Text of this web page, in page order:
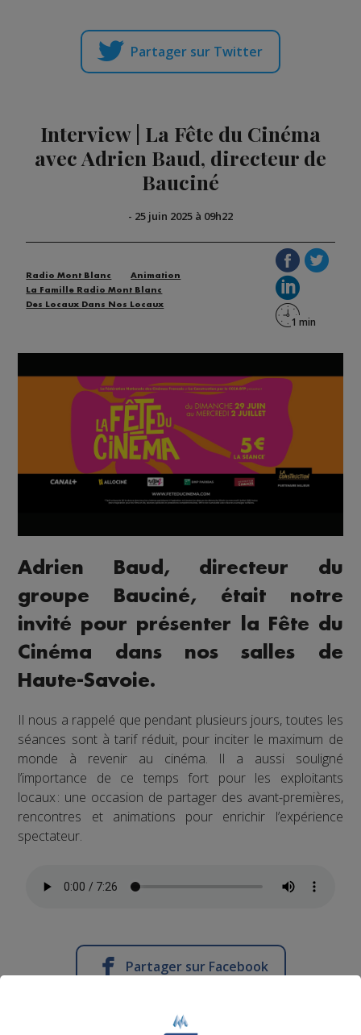
Partager sur Twitter
Interview | La Fête du Cinéma
avec Adrien Baud, directeur de
Bauciné
- 25 juin 2025 à 09h22
Radio Mont Blanc
Animation
La Famille Radio Mont Blanc
Des Locaux Dans Nos Locaux
Adrien Baud, directeur du
groupe Bauciné, était notre
invité pour présenter la Fête du
Cinéma dans nos salles de
Haute‑Savoie.
Il nous a rappelé que pendant plusieurs jours, toutes les
séances sont à tarif réduit, pour inciter le maximum de
monde à revenir au cinéma. Il a aussi souligné
l’importance de ce temps fort pour les exploitants
locaux : une occasion de partager des avant-premières,
rencontres et animations pour enrichir l’expérience
spectateur.
Partager sur Facebook